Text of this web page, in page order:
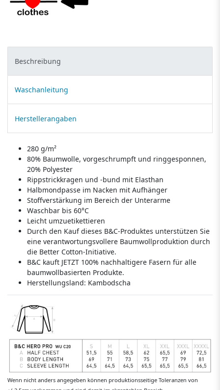
Beschreibung
Waschanleitung
Herstellerangaben
280 g/m²
80% Baumwolle, vorgeschrumpft und ringgesponnen,
20% Polyester
Rippstrickkragen und -bund mit Elasthan
Halbmondpasse im Nacken mit Aufhänger
Stoffverstärkung im Bereich der Unterarme
Waschbar bis 60°C
Leicht umzuetikettieren
Durch den Kauf dieses B&C-Produktes unterstützen Sie
eine verantwortungsvollere Baumwollproduktion durch
die Better Cotton-Initiative.
B&C kauft JETZT 100% nachhaltigere Fasern für alle
baumwollbasierten Produkte.
Herstellungsland: Kambodscha
Wenn nicht anders angegeben können produktionsseitige Toleranzen von